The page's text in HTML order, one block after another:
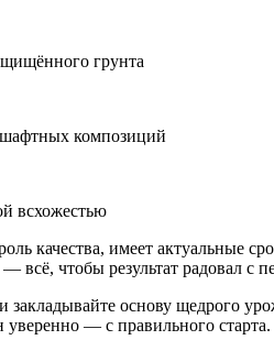
грунта
композиций
всхожестью
качества, имеет актуальные
всё, чтобы результат радовал с
основу щедрого
уверенно — с правильного старта.